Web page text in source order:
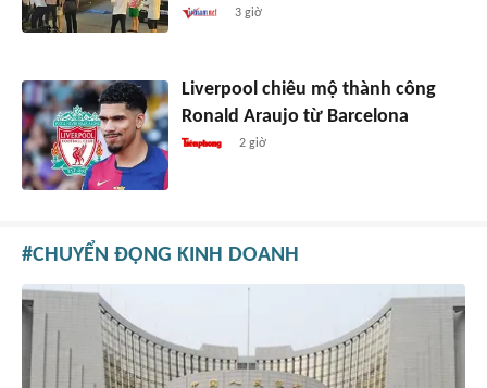
3 giờ
Liverpool chiêu mộ thành công
Ronald Araujo từ Barcelona
2 giờ
CHUYỂN ĐỘNG KINH DOANH